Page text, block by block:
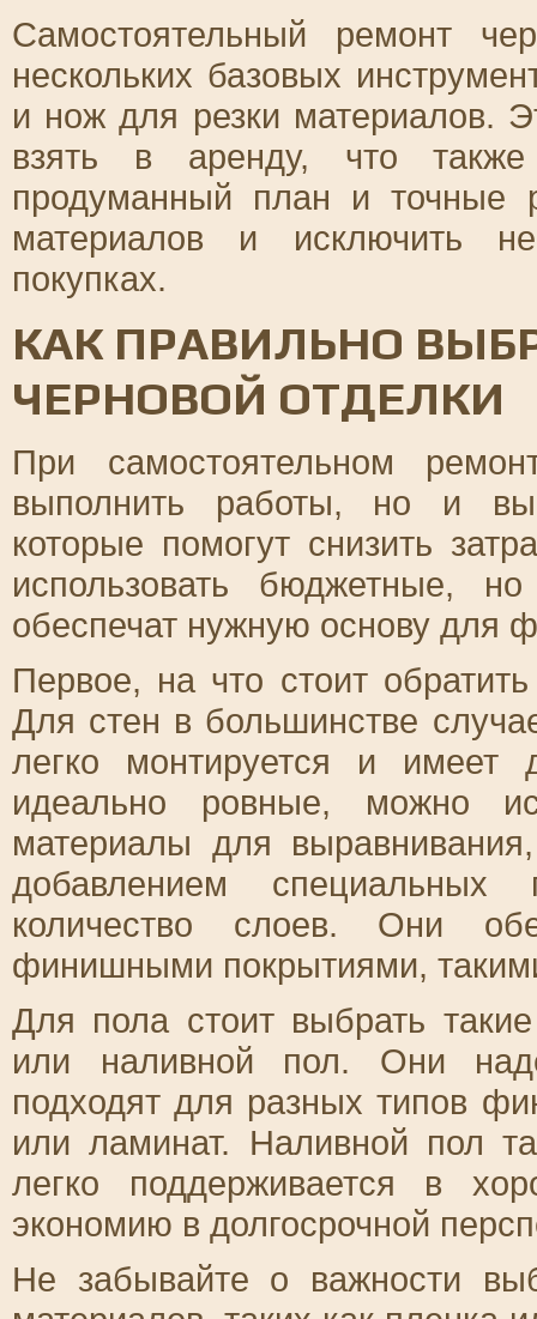
Самостоятельный ремонт
нескольких базовых
и нож для резки материалов.
взять в аренду, что
продуманный план и точные
материалов и исключить
покупках.
КАК ПРАВИЛЬНО
ЧЕРНОВОЙ ОТДЕЛКИ
При самостоятельном
выполнить работы, но и
которые помогут снизить
использовать бюджетные,
обеспечат нужную основу для
Первое, на что стоит
Для стен в большинстве
легко монтируется и
идеально ровные, можно
материалы для
добавлением
количество слоев. Они
финишными покрытиями,
Для пола стоит выбрать
или наливной пол. Они
подходят для разных типов
или ламинат. Наливной пол
легко поддерживается в
экономию в долгосрочной
Не забывайте о важности